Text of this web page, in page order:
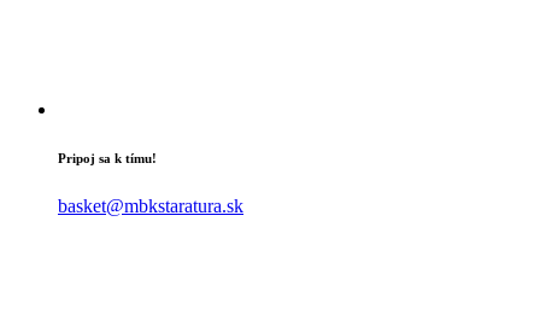
Pripoj sa k tímu!
basket@mbkstaratura.sk